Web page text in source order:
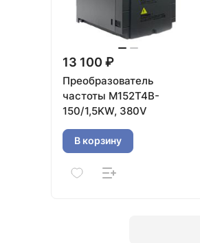
13 100 ₽
Преобразователь
частоты M152T4B-
150/1,5KW, 380V
В корзину